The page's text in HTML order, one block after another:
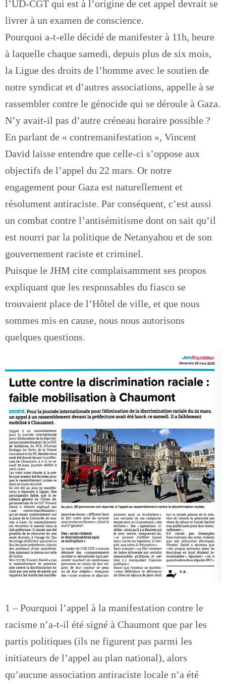
l’UD-CGT qui est à l’origine de cet appel devrait se
livrer à un examen de conscience.
Pourquoi a-t-elle décidé de manifester à 11h, heure
à laquelle chaque samedi, depuis plus de six mois,
la Ligue des droits de l’homme avec le soutien de
notre syndicat et d’autres associations, appelle à se
rassembler contre le génocide qui se déroule à Gaza.
N’y avait-il pas d’autre créneau horaire possible ?
En parlant de « contremanifestation », Vincent
David laisse entendre que celle-ci s’oppose aux
objectifs de l’appel du 22 mars. Or notre
engagement pour Gaza est naturellement et
résolument antiraciste. Par conséquent, c’est aussi
un combat contre l’antisémitisme dont on sait qu’il
est nourri par la politique de Netanyahou et de son
gouvernement raciste et criminel.
Puisque le JHM cite complaisamment ses propos
expliquant que les responsables du fiasco se
trouvaient place de l’Hôtel de ville, et que nous
sommes mis en cause, nous nous autorisons
quelques questions.
1 – Pourquoi l’appel à la manifestation contre le
racisme n’a-t-il été signé à Chaumont que par les
partis politiques (ils ne figurent pas parmi les
initiateurs de l’appel au plan national), alors
qu’aucune association antiraciste locale n’a été